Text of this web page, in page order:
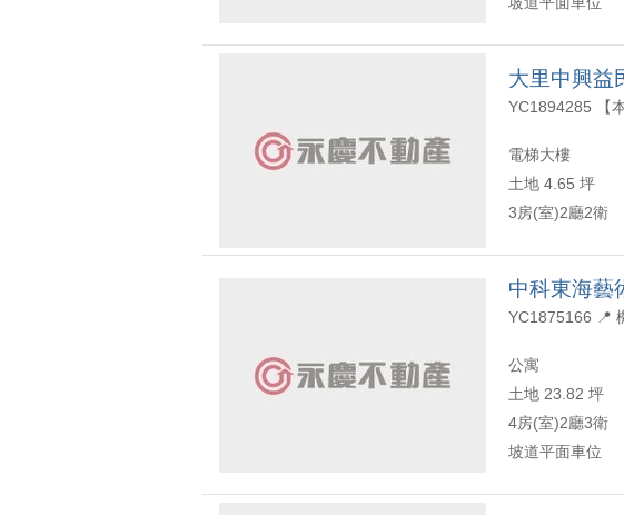
大里中興
電梯大樓
土地 4.65 坪
3房(室)2廳2衛
中科東海
公寓
土地 23.82 坪
4房(室)2廳3衛
坡道平面車位